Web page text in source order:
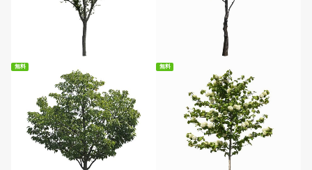
無料ダウンロード 無料ダウンロード
無料 無料